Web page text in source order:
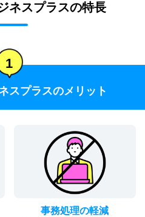
ネスプラスの特長
1
スプラスのメリット
事務処理の軽減